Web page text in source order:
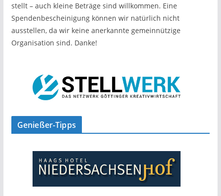
stellt – auch kleine Beträge sind willkommen. Eine
Spendenbescheinigung können wir natürlich nicht
ausstellen, da wir keine anerkannte gemeinnützige
Organisation sind. Danke!
Genießer-Tipps